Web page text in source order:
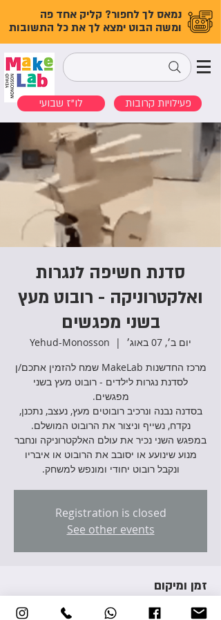
נמאס לך לחפור? קליק אחד פה
ומשה הבוט ימצא לך את כל התשובות
לו"ז שבועי פעילויות קרובות
סדנת חשיפה לנגרות
ואלקטרוניקה - רובוט מעץ
בשני מפגשים
יום ב׳, 07 באוג׳
  |
Yehud-Monosson
מרכז החדשנות MakeLab שמח להזמין אתכם/ן
לסדנת נגרות לילדים - רובוט מעץ בשני
בסדנה נבנה ונרכיב רובוטים מעץ, נעצב, נתכנן,
במפגש השני נכיר את עולם האלקטרוניקה ונחבר
מנוע שינועע או יסובב את הרובוט או איבריו
ונקבל רובוט יחודי ומונפש למשחק.
Registration is closed
See other events
זמן ומיקום
07 באוג׳ 2023, 17:00 – 19:30